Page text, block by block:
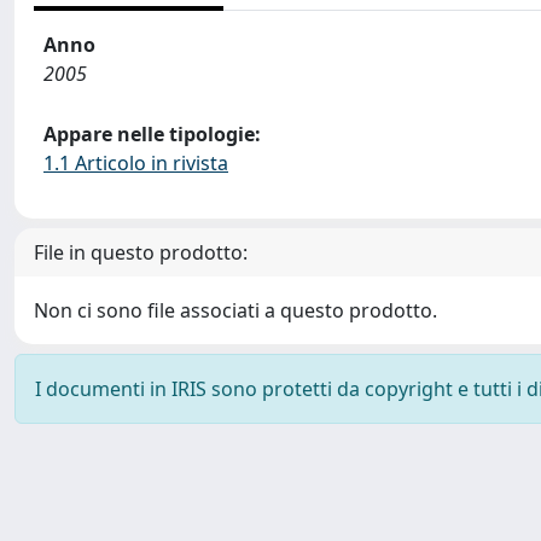
Anno
2005
Appare nelle tipologie:
1.1 Articolo in rivista
File in questo prodotto:
Non ci sono file associati a questo prodotto.
I documenti in IRIS sono protetti da copyright e tutti i